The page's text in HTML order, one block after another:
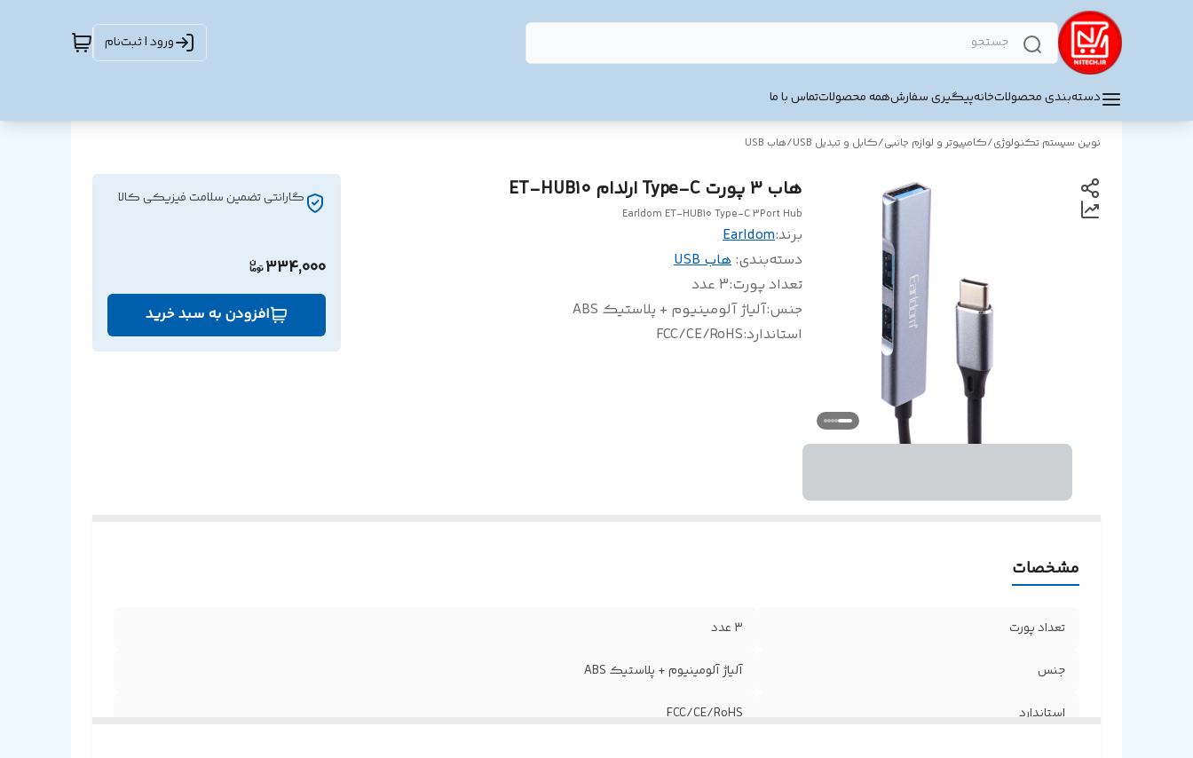
ورود | ثبت‌نام
دسته‌بندی محصولاتخانهپیگیری سفارشهمه محصولاتتماس با ما
نوین سیستم تکنولوژی/کامپیوتر و لوازم جانبی/کابل و تبدیل USB /هاب USB
هاب 3 پورت Type-C ارلدام ET-HUB10
Earldom ET-HUB10 Type-C 3Port Hub
برند:Earldom
دسته‌بندی: هاب USB
تعداد پورت:3 عدد
جنس:آلیاژ آلومینیوم + پلاستیک ABS
استاندارد:
FCC/CE/RoHS
گارانتی تضمین سلامت فیزیکی کالا
334,000
افزودن به سبد خرید
مشخصات
تعداد پورت 3 عدد
جنس آلیاژ آلومینیوم + پلاستیک ABS
استاندارد FCC/CE/RoHS